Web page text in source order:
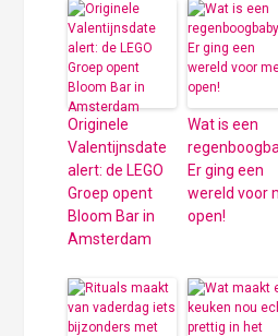
Originele
Valentijnsdate
alert: de LEGO
Groep opent
Bloom Bar in
Amsterdam
Wat is een
Er ging een
wereld voor
open!